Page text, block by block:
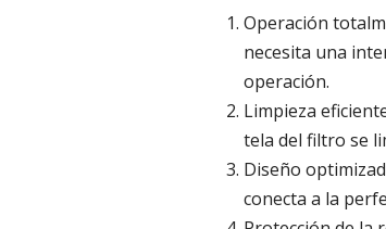
Operación
necesita una
operación.
Limpieza
tela del filtro se
Diseño
conecta a la